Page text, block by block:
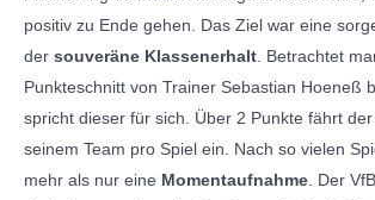
positiv zu Ende gehen. Das Ziel war eine
der souveräne Klassenerhalt. Betrachtet
Punkteschnitt von Trainer Sebastian Hoeneß
spricht dieser für sich. Über 2 Punkte fährt
seinem Team pro Spiel ein. Nach so vielen
mehr als nur eine Momentaufnahme. Der